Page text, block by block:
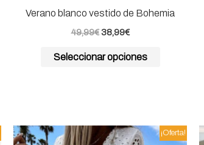
Verano blanco vestido de Bohemia
49,99€ 38,99€
Seleccionar opciones
página
¡Oferta!
precio
El
precio
Este